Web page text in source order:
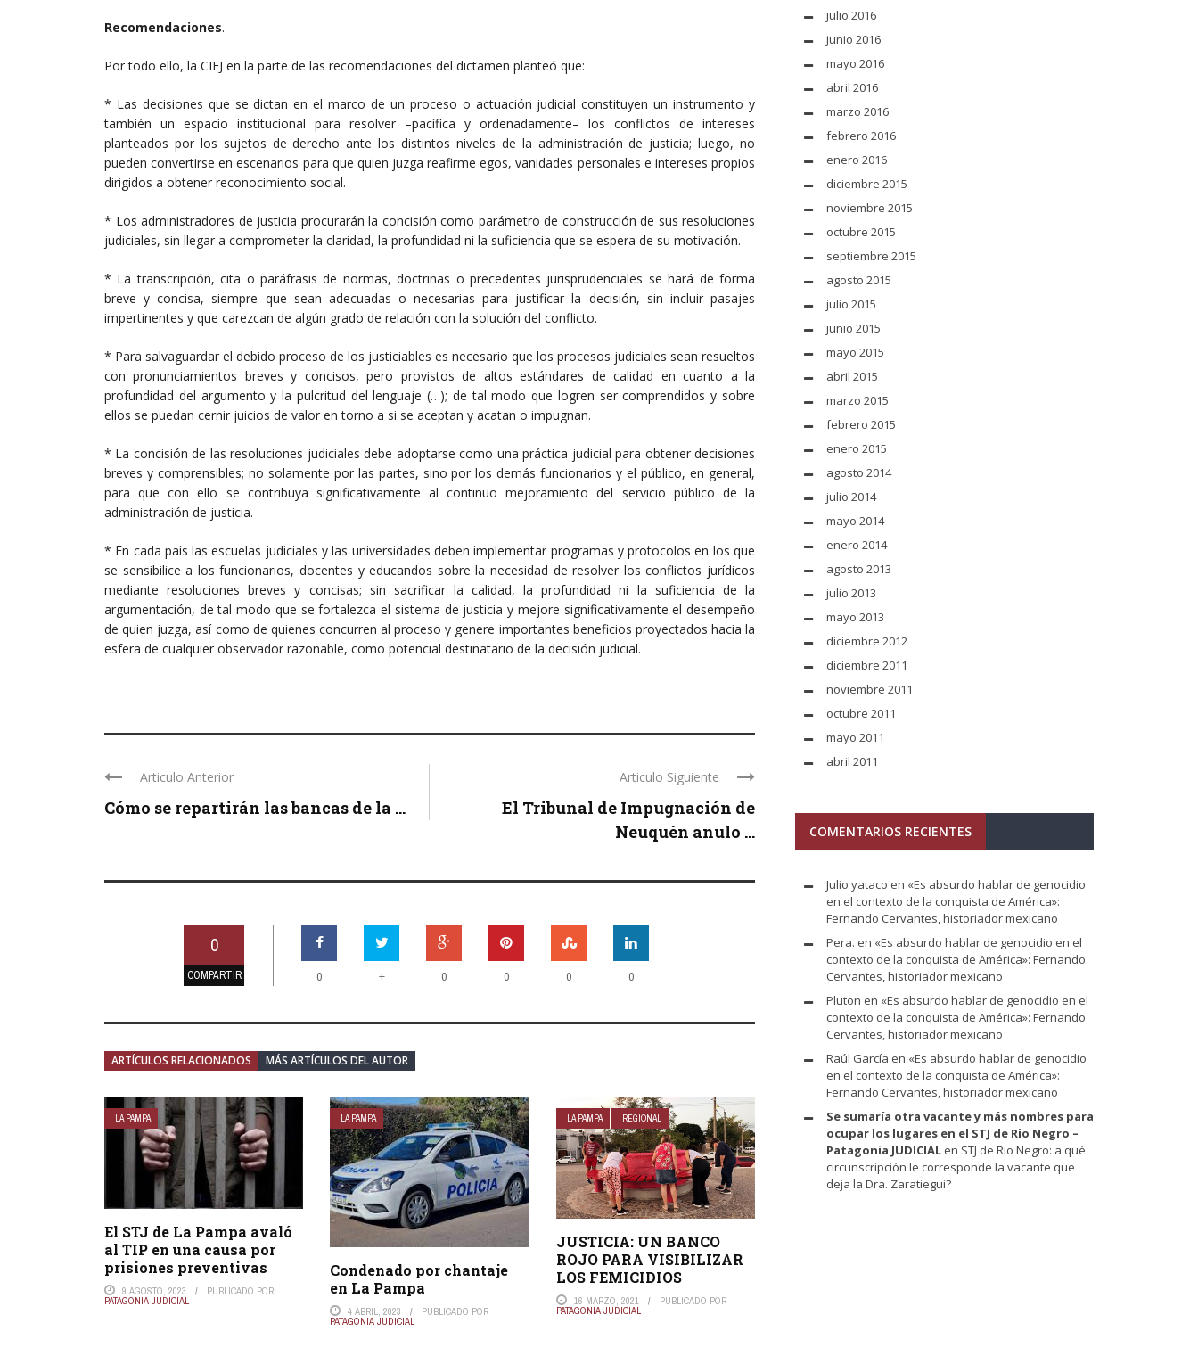
Recomendaciones.
Por todo ello, la CIEJ en la parte de las recomendaciones del dictamen planteó que:
* Las decisiones que se dictan en el marco de un proceso o actuación judicial constituyen un instrumento y
también un espacio institucional para resolver –pacífica y ordenadamente– los conflictos de intereses
planteados por los sujetos de derecho ante los distintos niveles de la administración de justicia; luego, no
pueden convertirse en escenarios para que quien juzga reafirme egos, vanidades personales e intereses propios
dirigidos a obtener reconocimiento social.
* Los administradores de justicia procurarán la concisión como parámetro de construcción de sus resoluciones
judiciales, sin llegar a comprometer la claridad, la profundidad ni la suficiencia que se espera de su motivación.
* La transcripción, cita o paráfrasis de normas, doctrinas o precedentes jurisprudenciales se hará de forma
breve y concisa, siempre que sean adecuadas o necesarias para justificar la decisión, sin incluir pasajes
impertinentes y que carezcan de algún grado de relación con la solución del conflicto.
* Para salvaguardar el debido proceso de los justiciables es necesario que los procesos judiciales sean resueltos
con pronunciamientos breves y concisos, pero provistos de altos estándares de calidad en cuanto a la
profundidad del argumento y la pulcritud del lenguaje (…); de tal modo que logren ser comprendidos y sobre
ellos se puedan cernir juicios de valor en torno a si se aceptan y acatan o impugnan.
* La concisión de las resoluciones judiciales debe adoptarse como una práctica judicial para obtener decisiones
breves y comprensibles; no solamente por las partes, sino por los demás funcionarios y el público, en general,
para que con ello se contribuya significativamente al continuo mejoramiento del servicio público de la
administración de justicia.
* En cada país las escuelas judiciales y las universidades deben implementar programas y protocolos en los que
se sensibilice a los funcionarios, docentes y educandos sobre la necesidad de resolver los conflictos jurídicos
mediante resoluciones breves y concisas; sin sacrificar la calidad, la profundidad ni la suficiencia de la
argumentación, de tal modo que se fortalezca el sistema de justicia y mejore significativamente el desempeño
de quien juzga, así como de quienes concurren al proceso y genere importantes beneficios proyectados hacia la
esfera de cualquier observador razonable, como potencial destinatario de la decisión judicial.​
Articulo Anterior
Cómo se repartirán las bancas de la ...
Articulo Siguiente
El Tribunal de Impugnación de
Neuquén anulo ...
0
COMPARTIR 0 + 0 0 0 0
ARTÍCULOS RELACIONADOS MÁS ARTÍCULOS DEL AUTOR
LA PAMPA
El STJ de La Pampa avaló
al TIP en una causa por
prisiones preventivas
9 AGOSTO, 2023 PUBLICADO POR
PATAGONIA JUDICIAL
LA PAMPA
Condenado por chantaje
en La Pampa
4 ABRIL, 2023 PUBLICADO POR
PATAGONIA JUDICIAL
LA PAMPA REGIONAL
JUSTICIA: UN BANCO
ROJO PARA VISIBILIZAR
LOS FEMICIDIOS
16 MARZO, 2021 PUBLICADO POR
PATAGONIA JUDICIAL
julio 2016
junio 2016
mayo 2016
abril 2016
marzo 2016
febrero 2016
enero 2016
diciembre 2015
noviembre 2015
octubre 2015
septiembre 2015
agosto 2015
julio 2015
junio 2015
mayo 2015
abril 2015
marzo 2015
febrero 2015
enero 2015
agosto 2014
julio 2014
mayo 2014
enero 2014
agosto 2013
julio 2013
mayo 2013
diciembre 2012
diciembre 2011
noviembre 2011
octubre 2011
mayo 2011
abril 2011
COMENTARIOS RECIENTES
Julio yataco en «Es absurdo hablar de genocidio
en el contexto de la conquista de América»:
Fernando Cervantes, historiador mexicano
Pera. en «Es absurdo hablar de genocidio en el
contexto de la conquista de América»: Fernando
Cervantes, historiador mexicano
Pluton en «Es absurdo hablar de genocidio en el
contexto de la conquista de América»: Fernando
Cervantes, historiador mexicano
Raúl García en «Es absurdo hablar de genocidio
en el contexto de la conquista de América»:
Fernando Cervantes, historiador mexicano
Se sumaría otra vacante y más nombres para
ocupar los lugares en el STJ de Rio Negro –
Patagonia JUDICIAL en STJ de Rio Negro: a qué
circunscripción le corresponde la vacante que
deja la Dra. Zaratiegui?